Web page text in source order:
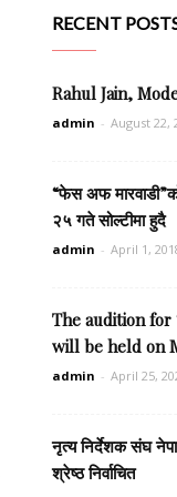
RECENT
Rahul Jain,
admin - August 22,
“फेस अफ
२५ गते सोल्टीमा हुदै
admin - April 1,
The audition for
will be held on
admin - April 25,
नृत्य निर्देशक संघ
श्रेष्ठ निर्वाचित